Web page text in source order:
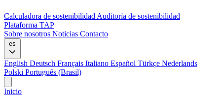
Calculadora de sostenibilidad Auditoría de sostenibilidad
Plataforma TAP
Sobre nosotros Noticias Contacto
es
English Deutsch Français Italiano Español Türkçe Nederlands
Polski Português (Brasil)
Inicio